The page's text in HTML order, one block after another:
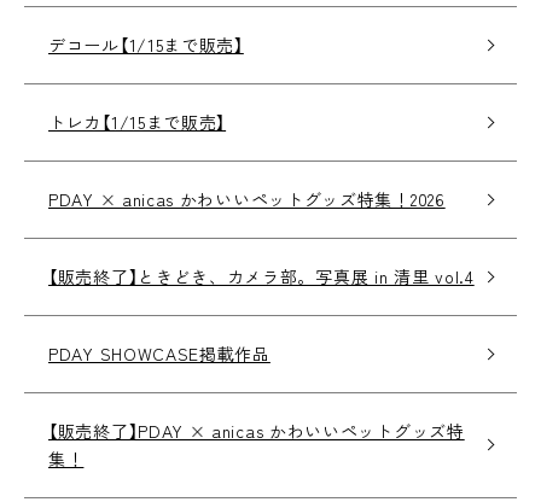
デコール【1/15まで販売】
トレカ【1/15まで販売】
PDAY × anicas かわいいペットグッズ特集！2026
【販売終了】ときどき、カメラ部。写真展 in 清里 vol.4
PDAY SHOWCASE掲載作品
【販売終了】PDAY × anicas かわいいペットグッズ特
集！